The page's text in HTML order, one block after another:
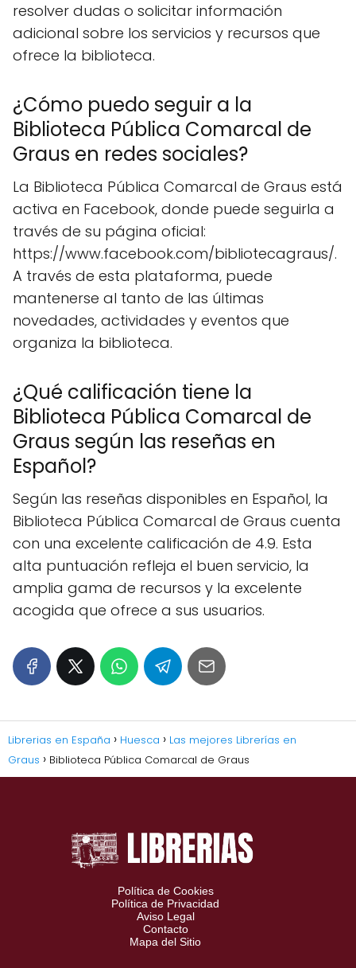
resolver dudas o solicitar información
adicional sobre los servicios y recursos que
ofrece la biblioteca.
¿Cómo puedo seguir a la
Biblioteca Pública Comarcal de
Graus en redes sociales?
La Biblioteca Pública Comarcal de Graus está
activa en Facebook, donde puede seguirla a
través de su página oficial:
https://www.facebook.com/bibliotecagraus/.
A través de esta plataforma, puede
mantenerse al tanto de las últimas
novedades, actividades y eventos que
organiza la biblioteca.
¿Qué calificación tiene la
Biblioteca Pública Comarcal de
Graus según las reseñas en
Español?
Según las reseñas disponibles en Español, la
Biblioteca Pública Comarcal de Graus cuenta
con una excelente calificación de 4.9. Esta
alta puntuación refleja el buen servicio, la
amplia gama de recursos y la excelente
acogida que ofrece a sus usuarios.
Librerias en España Huesca
Las mejores Librerías en
Graus
Biblioteca Pública Comarcal de Graus
Política de Cookies
Política de Privacidad
Aviso Legal
Contacto
Mapa del Sitio